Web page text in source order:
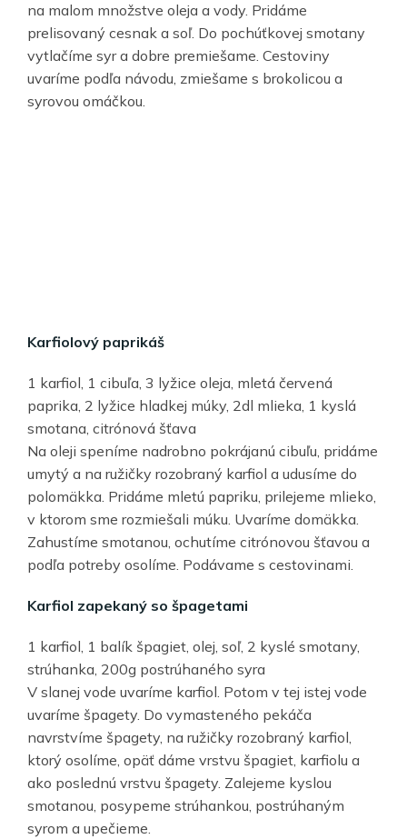
na malom množstve oleja a vody. Pridáme
prelisovaný cesnak a soľ. Do pochúťkovej smotany
vytlačíme syr a dobre premiešame. Cestoviny
uvaríme podľa návodu, zmiešame s brokolicou a
syrovou omáčkou.
Karfiolový paprikáš
1 karfiol, 1 cibuľa, 3 lyžice oleja, mletá červená
paprika, 2 lyžice hladkej múky, 2dl mlieka, 1 kyslá
smotana, citrónová šťava
Na oleji speníme nadrobno pokrájanú cibuľu, pridáme
umytý a na ružičky rozobraný karfiol a udusíme do
polomäkka. Pridáme mletú papriku, prilejeme mlieko,
v ktorom sme rozmiešali múku. Uvaríme domäkka.
Zahustíme smotanou, ochutíme citrónovou šťavou a
podľa potreby osolíme. Podávame s cestovinami.
Karfiol zapekaný so špagetami
1 karfiol, 1 balík špagiet, olej, soľ, 2 kyslé smotany,
strúhanka, 200g postrúhaného syra
V slanej vode uvaríme karfiol. Potom v tej istej vode
uvaríme špagety. Do vymasteného pekáča
navrstvíme špagety, na ružičky rozobraný karfiol,
ktorý osolíme, opäť dáme vrstvu špagiet, karfiolu a
ako poslednú vrstvu špagety. Zalejeme kyslou
smotanou, posypeme strúhankou, postrúhaným
syrom a upečieme.